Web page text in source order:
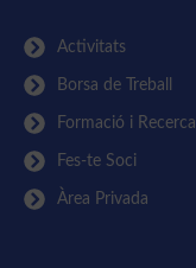
Activitats
Borsa de Treball
Formació i Recerca
Fes-te Soci
Àrea Privada